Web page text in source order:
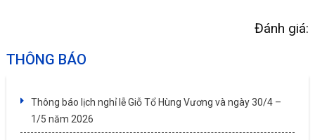
Đánh giá:
THÔNG BÁO
Thông báo lịch nghỉ lễ Giỗ Tổ Hùng Vương và ngày 30/4 –
1/5 năm 2026